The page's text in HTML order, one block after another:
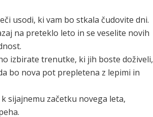
usodi, ki vam bo stkala čudovite dni.
na preteklo leto in se veselite novih
izbirate trenutke, ki jih boste doživeli,
bo nova pot prepletena z lepimi in
sijajnemu začetku novega leta,